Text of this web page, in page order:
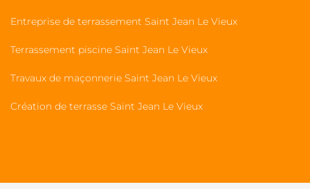
Entreprise de terrassement Saint Jean Le Vieux
Terrassement piscine Saint Jean Le Vieux
Travaux de maçonnerie Saint Jean Le Vieux
Création de terrasse Saint Jean Le Vieux